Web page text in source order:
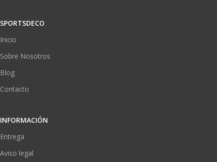
SPORTSDECO
Inicio
Sobre Nosotros
Blog
Contacto
INFORMACIÓN
Entrega
Aviso legal